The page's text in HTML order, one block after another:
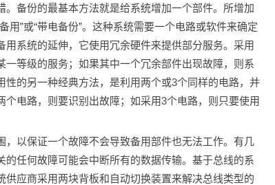
备份的最基本方法就是给系统增加一个部件。所增加
”或“带电备份”。这种系统需要一个电路或软件来确定
系统的延伸，它使用冗余硬件来提供部分服务。采用
等级的服务；如果其中一个冗余部件出现故障，则系
的另一种经典方法，是利用两个或3个同样的电路，并
电路，则要识别出故障；如采用3个电路，则只要使用
以保证一个故障不会导致备用部件也无法工作。有几
任何故障可能会中断所有的数据传输。基于总线的系
应商采用两块背板和自动切换装置来解决总线类型的